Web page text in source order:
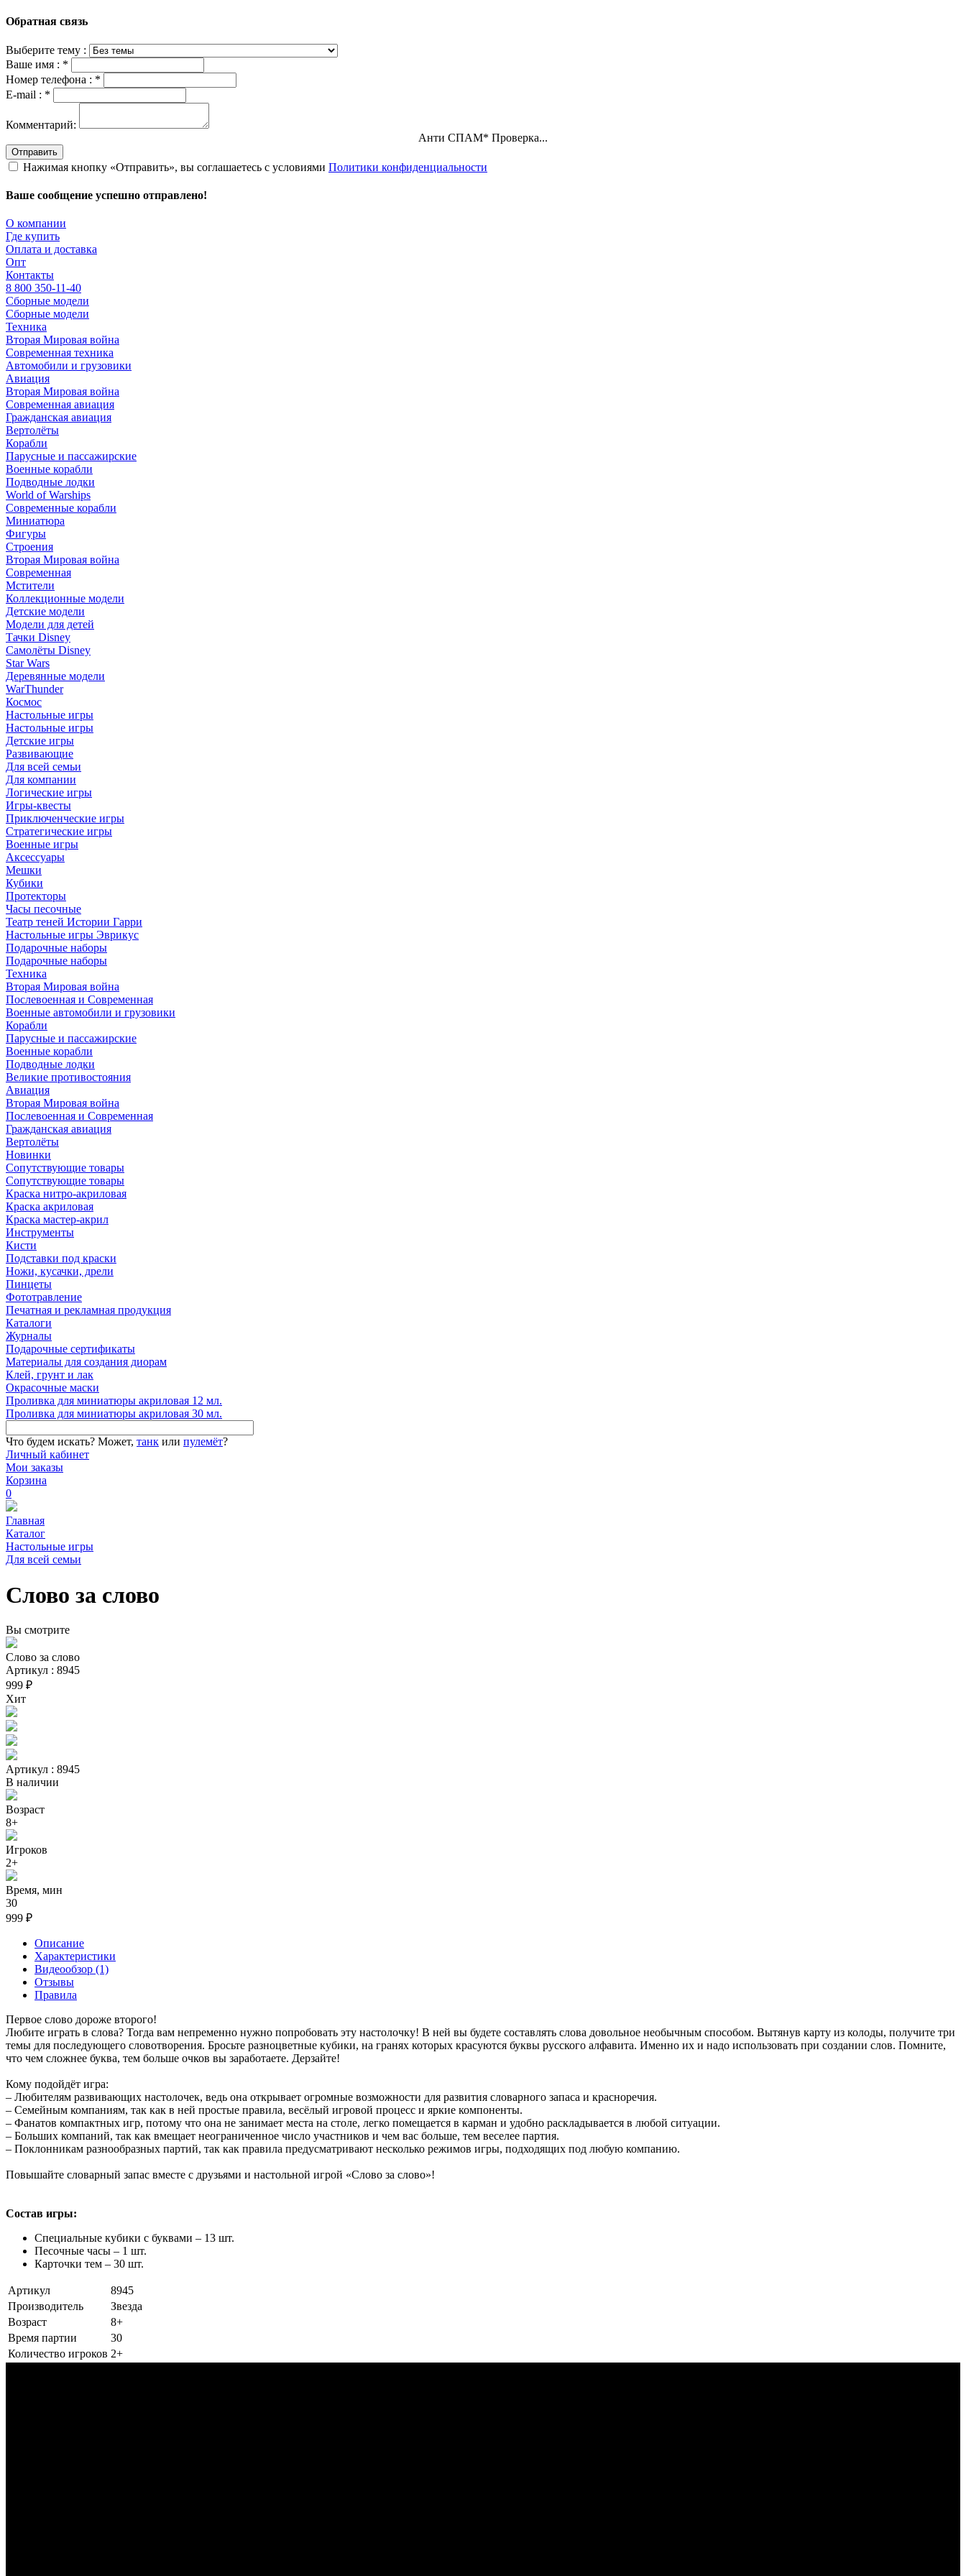
Обратная связь
Выберите тему :
Ваше имя : *
Номер телефона : *
E-mail : *
Комментарий:
Анти СПАМ* Проверка...
Отправить
Нажимая кнопку «Отправить», вы соглашаетесь с условиями Политики конфиденциальности
Ваше сообщение успешно отправлено!
О компании
Где купить
Оплата и доставка
Опт
Контакты
8 800 350-11-40
Сборные модели
Сборные модели
Техника
Вторая Мировая война
Современная техника
Автомобили и грузовики
Авиация
Вторая Мировая война
Современная авиация
Гражданская авиация
Вертолёты
Корабли
Парусные и пассажирские
Военные корабли
Подводные лодки
World of Warships
Современные корабли
Миниатюра
Фигуры
Строения
Вторая Мировая война
Современная
Мстители
Коллекционные модели
Детские модели
Модели для детей
Тачки Disney
Самолёты Disney
Star Wars
Деревянные модели
WarThunder
Космос
Настольные игры
Настольные игры
Детские игры
Развивающие
Для всей семьи
Для компании
Логические игры
Игры-квесты
Приключенческие игры
Стратегические игры
Военные игры
Аксессуары
Мешки
Кубики
Протекторы
Часы песочные
Театр теней Истории Гарри
Настольные игры Эврикус
Подарочные наборы
Подарочные наборы
Техника
Вторая Мировая война
Послевоенная и Современная
Военные автомобили и грузовики
Корабли
Парусные и пассажирские
Военные корабли
Подводные лодки
Великие противостояния
Авиация
Вторая Мировая война
Послевоенная и Современная
Гражданская авиация
Вертолёты
Новинки
Сопутствующие товары
Сопутствующие товары
Краска нитро-акриловая
Краска акриловая
Краска мастер-акрил
Инструменты
Кисти
Подставки под краски
Ножи, кусачки, дрели
Пинцеты
Фототравление
Печатная и рекламная продукция
Каталоги
Журналы
Подарочные сертификаты
Материалы для создания диорам
Клей, грунт и лак
Окрасочные маски
Проливка для миниатюры акриловая 12 мл.
Проливка для миниатюры акриловая 30 мл.
Что будем искать? Может, танк или пулемёт?
Личный кабинет
Мои заказы
Корзина
0
Главная
Каталог
Настольные игры
Для всей семьи
Слово за слово
Вы смотрите
Слово за слово
Артикул : 8945
999 ₽
Хит
Артикул : 8945
В наличии
Возраст
8+
Игроков
2+
Время, мин
30
999 ₽
Описание
Характеристики
Видеообзор (1)
Отзывы
Правила
Первое слово дороже второго!
Любите играть в слова? Тогда вам непременно нужно попробовать эту настолочку! В ней вы будете составлять слова довольное необычным способом. Вытянув карту из колоды, получите три
темы для последующего словотворения. Бросьте разноцветные кубики, на гранях которых красуются буквы русского алфавита. Именно их и надо использовать при создании слов. Помните,
что чем сложнее буква, тем больше очков вы заработаете. Дерзайте!
Кому подойдёт игра:
– Любителям развивающих настолочек, ведь она открывает огромные возможности для развития словарного запаса и красноречия.
– Семейным компаниям, так как в ней простые правила, весёлый игровой процесс и яркие компоненты.
– Фанатов компактных игр, потому что она не занимает места на столе, легко помещается в карман и удобно раскладывается в любой ситуации.
– Больших компаний, так как вмещает неограниченное число участников и чем вас больше, тем веселее партия.
– Поклонникам разнообразных партий, так как правила предусматривают несколько режимов игры, подходящих под любую компанию.
Повышайте словарный запас вместе с друзьями и настольной игрой «Слово за слово»!
Состав игры:
Специальные кубики с буквами – 13 шт.
Песочные часы – 1 шт.
Карточки тем – 30 шт.
Артикул
8945
Производитель
Звезда
Возраст
8+
Время партии
30
Количество игроков 2+